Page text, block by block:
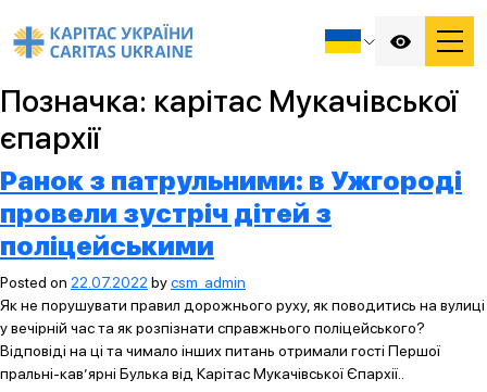
Позначка: карітас Мукачівської
єпархії
Ранок з патрульними: в Ужгороді
провели зустріч дітей з
поліцейськими
Posted on 22.07.2022 bycsm_admin
Як не порушувати правил дорожнього руху, як поводитись на вулиці
у вечірній час та як розпізнати справжнього поліцейського?
Відповіді на ці та чимало інших питань отримали гості Першої
пральні-кав’ярні Булька від Карітас Мукачівської Єпархії..